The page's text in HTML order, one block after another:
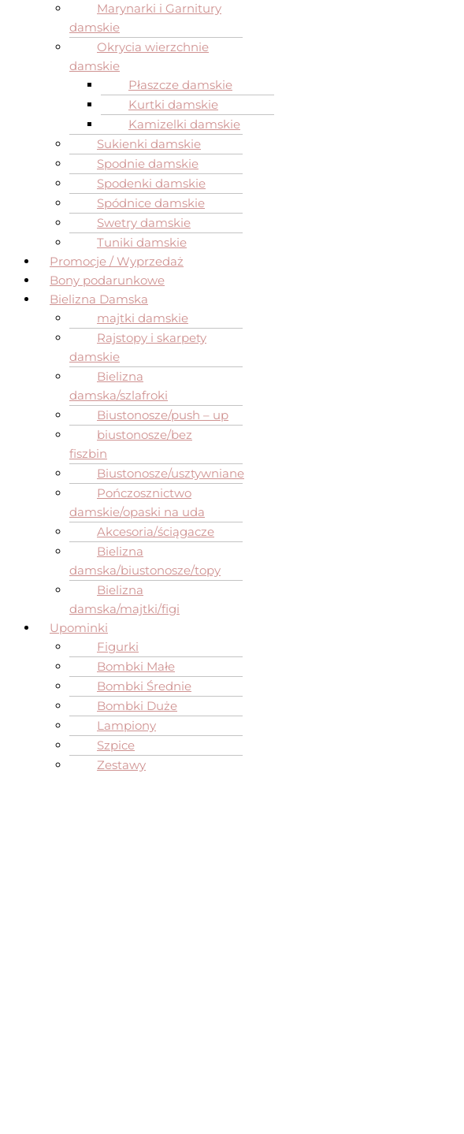
Marynarki i Garnitury
damskie
Okrycia wierzchnie
damskie
Płaszcze damskie
Kurtki damskie
Kamizelki damskie
Sukienki damskie
Spodnie damskie
Spodenki damskie
Spódnice damskie
Swetry damskie
Tuniki damskie
Promocje / Wyprzedaż
Bony podarunkowe
Bielizna Damska
majtki damskie
Rajstopy i skarpety
damskie
Bielizna
damska/szlafroki
Biustonosze/push – up
biustonosze/bez
fiszbin
Biustonosze/usztywniane
Pończosznictwo
damskie/opaski na uda
Akcesoria/ściągacze
Bielizna
damska/biustonosze/topy
Bielizna
damska/majtki/figi
Upominki
Figurki
Bombki Małe
Bombki Średnie
Bombki Duże
Lampiony
Szpice
Zestawy